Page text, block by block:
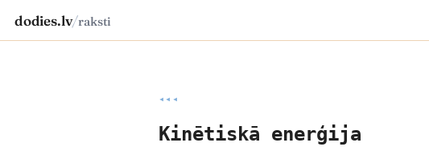
dodies.lv/raksti
◂◂◂
Kinētiskā enerģija